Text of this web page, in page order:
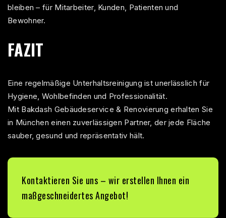
bleiben – für Mitarbeiter, Kunden, Patienten und
Bewohner.
FAZIT
Eine regelmäßige Unterhaltsreinigungist unerlässlich für
Hygiene, Wohlbefinden und Professionalität.
Mit Bakdash Gebäudeservice & Renovierung erhalten Sie
in München einen zuverlässigen Partner, der jede Fläche
sauber, gesund und repräsentativ hält.
Kontaktieren Sie uns – wir erstellen Ihnen ein
maßgeschneidertes Angebot!